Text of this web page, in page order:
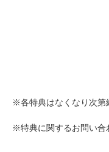
※各特典はなくなり次第
※特典に関するお問い合